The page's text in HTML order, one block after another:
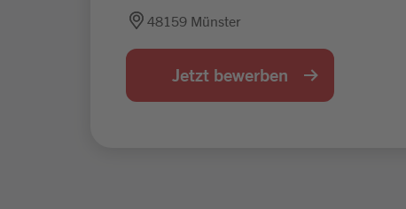
48159 Münster
Jetzt bewerben